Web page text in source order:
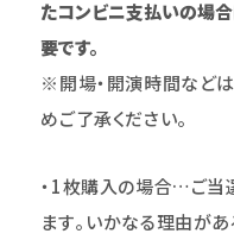
たコンビニ支払いの場
要です。
※開場・開演時間など
めご了承ください。
・1枚購入の場合…ご当
ます｡いかなる理由が